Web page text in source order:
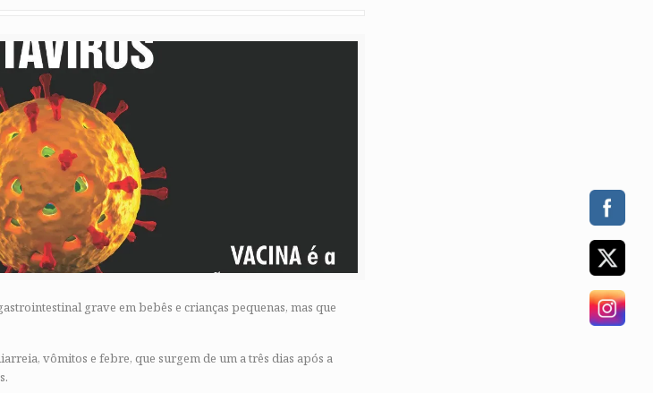
grave em bebês e crianças pequenas, mas que
vômitos e febre, que surgem de um a três dias após a